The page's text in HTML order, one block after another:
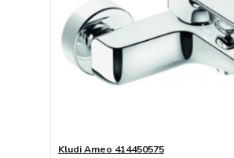
Kludi Ameo 414450575